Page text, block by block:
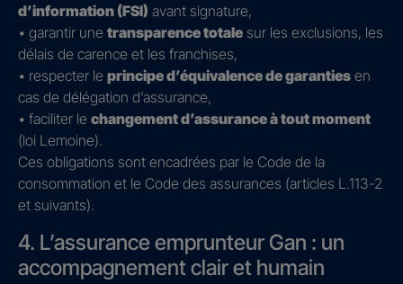
d’information (FSI) avant signature,
• garantir une transparence totale sur les exclusions, les
délais de carence et les franchises,
• respecter le principe d’équivalence de garanties en
cas de délégation d’assurance,
• faciliter le changement d’assurance à tout moment
(loi Lemoine).
Ces obligations sont encadrées par le Code de la
consommation et le Code des assurances (articles L.113-2
et suivants).
4. L’assurance emprunteur Gan : un
accompagnement clair et humain